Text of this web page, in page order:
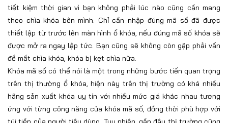
tiết kiệm thời gian vì bạn không phải lúc nào cũng cần mang
theo chìa khóa bên mình. Chỉ cần nhập đúng mã số đã được
thiết lập từ trước lên màn hình ổ khóa, nếu đúng mã số khóa sẽ
được mở ra ngay lập tức. Bạn cũng sẽ không còn gặp phải vấn
đề mất chìa khóa, khóa bị kẹt chìa nữa.
Khóa mã số có thể nói là một trong những bước tiến quan trọng
trên thị thường ổ khóa, hiện này trên thị trường có khá nhiều
hãng sản xuất khóa uy tín với nhiều mức giá khác nhau tương
ứng với từng công năng của khóa mã số, đồng thời phù hợp với